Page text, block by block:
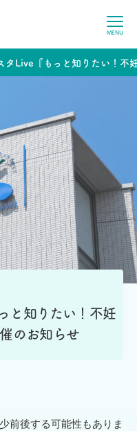
MENU
タLive『もっと知りたい！不
と知りたい！不妊
のお知らせ
前後する可能性もありま